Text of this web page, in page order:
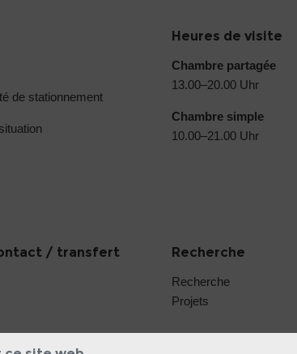
de stationnement
Heures de visite
Chambre partagée
13.00–20.00 Uhr
Chambre simple
10.00–21.00 Uhr
/ transfert Recherche
Recherche
Projets